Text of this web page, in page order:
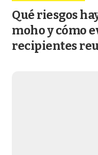
Qué riesgos
moho y cómo
recipientes